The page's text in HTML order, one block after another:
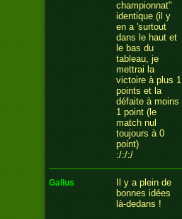
championnat"
identique (il y
en a 'surtout
dans le haut et
le bas du
tableau, je
mettrai la
victoire à plus 1
points et la
défaite à moins
1 point (le
match nul
toujours à 0
point)
:/:/:/
gallus
Il y a plein de
bonnes idées
là-dedans !